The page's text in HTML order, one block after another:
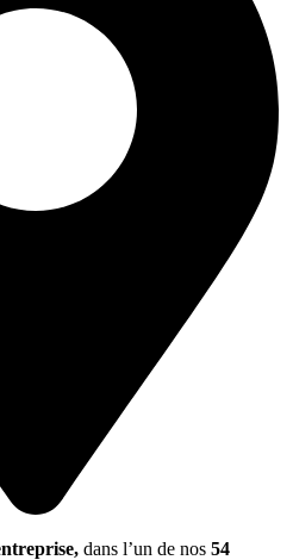
dans l’un de nos 54